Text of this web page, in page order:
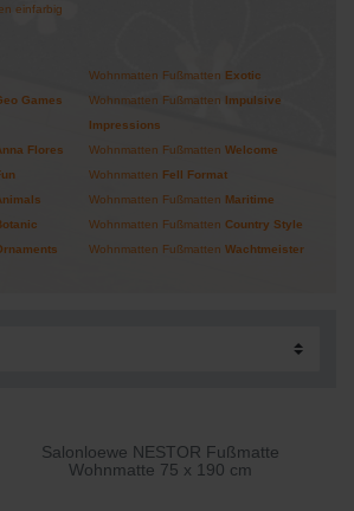
einfarbig
Wohnmatten Fußmatten Exotic
Games Wohnmatten Fußmatten Impulsive
Impressions
Flores Wohnmatten Fußmatten Welcome
Wohnmatten Fell Format
Wohnmatten Fußmatten Maritime
Wohnmatten Fußmatten Country Style
Wohnmatten Fußmatten Wachtmeister
Salonloewe NESTOR Fußmatte
Wohnmatte 75 x 190 cm